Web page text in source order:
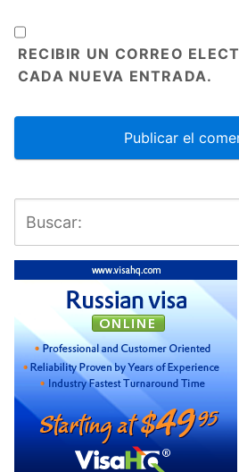
RECIBIR UN CORREO
CADA NUEVA ENTRADA.